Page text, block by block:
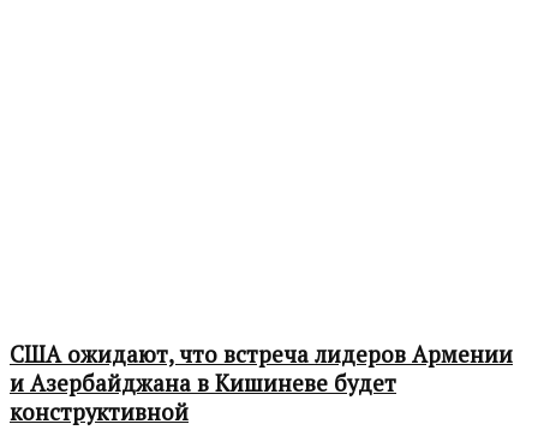
США ожидают, что встреча лидеров Армении
и Азербайджана в Кишиневе будет
конструктивной